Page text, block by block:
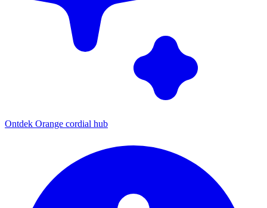
Ontdek Orange cordial hub